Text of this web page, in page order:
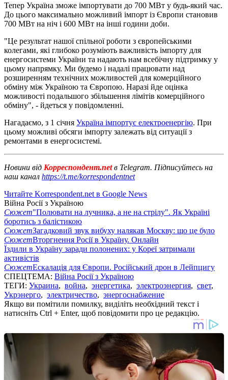
Тепер Україна зможе імпортувати до 700 МВт у будь-який час.
До цього максимально можливий імпорт із Європи становив
700 МВт на ніч і 600 МВт на інші години доби.
"Це результат нашої спільної роботи з європейськими
колегами, які глибоко розуміють важливість імпорту для
енергосистеми України та надають нам всебічну підтримку у
цьому напрямку. Ми будемо і надалі працювати над
розширенням технічних можливостей для комерційного
обміну між Україною та Європою. Наразі йде оцінка
можливості подальшого збільшення лімітів комерційного
обміну", - йдеться у повідомленні.
Нагадаємо, з 1 січня Україна імпортує електроенергію. При
цьому можливі обсяги імпорту залежать від ситуації з
ремонтами в енергосистемі.
Новини від Корреспондент.netв Telegram. Підписуйтесь на
наш канал https://t.me/korrespondentnet
Читайте Korrespondent.net в Google News
Війна Росії з Україною
Сюжет"Полювати на лучника, а не на стрілу". Як Україні
боротись з балістикою
СюжетЗагадковий звук вибуху налякав Москву: що це було
СюжетВторгнення Росії в Україну. Онлайн
Їздили в Україну заради полонених: у Кореї затримали
активістів
СюжетЕскалація для Європи. Російський дрон в Лейпцигу
СПЕЦТЕМА: Війна Росії з Україною
ТЕГИ: Украина, война, энергетика, электроэнергия, свет,
Укрэнерго, электричество, энергоснабжение
Якщо ви помітили помилку, виділіть необхідний текст і
натисніть Ctrl + Enter, щоб повідомити про це редакцію.